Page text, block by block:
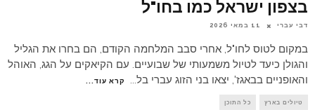
בצפון ישראל כמו בחו"ל
דבי עברי 11 במאי 2026
במקום לטוס לחו"ל, אחרי סבב המלחמה הקודם, הם בחרו את הגליל
והגולן כיעד לטיול משמעותי של שבועיים. עם הקיאקים על הגג, האוהל
והאופניים בבאגז', יצאו בני הזוג עברי בל
קרא עוד...
טיולים בארץ כל התוכן